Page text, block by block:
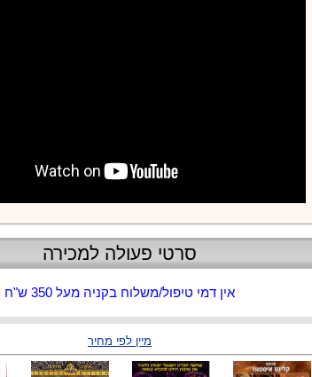
סרטי פעולה למכירה
אין דמי טיפול/משלוח בקניה מעל 350 ש"ח
מיין לפי מחיר